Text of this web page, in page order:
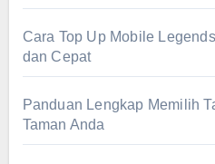
Cara Top Up Mobile
dan Cepat
Panduan Lengkap Memilih
Taman Anda